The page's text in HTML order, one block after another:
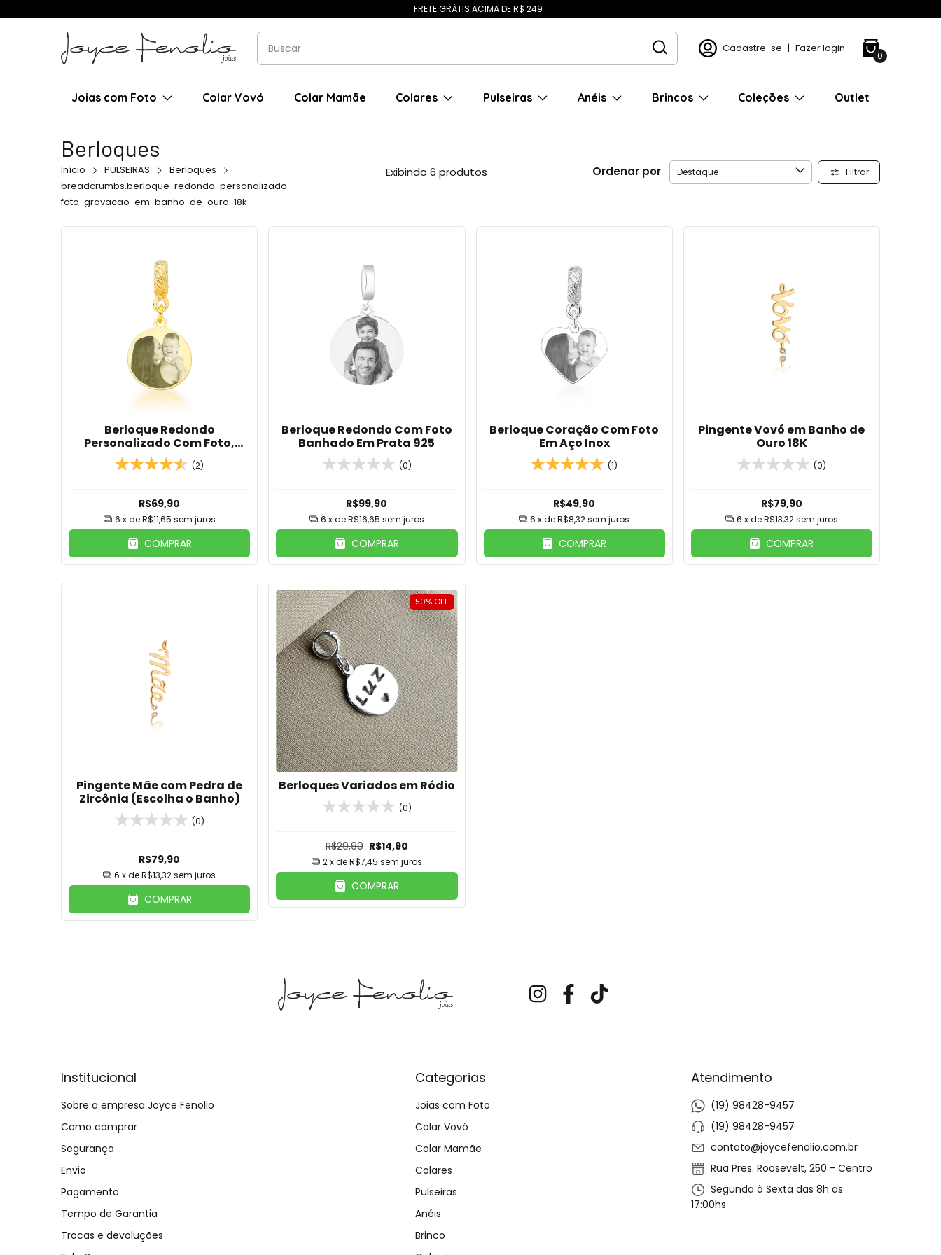
FRETE GRÁTIS ACIMA DE R$ 249
Cadastre-se | Fazer login
0
Joias com Foto Colar Vovó Colar Mamãe Colares Pulseiras Anéis Brincos Coleções Outlet
Berloques
Início PULSEIRAS
Berloques
breadcrumbs.berloque-redondo-personalizado-
foto-gravacao-em-banho-de-ouro-18k
Exibindo 6 produtos Ordenar por Filtrar
Berloque Redondo
Personalizado Com Foto,
Nome ou Frase
(2)
R$69,90
6 x deR$11,65 sem juros
COMPRAR
Berloque Redondo Com Foto
Banhado Em Prata 925
(0)
R$99,90
6 x deR$16,65 sem juros
COMPRAR
Berloque Coração Com Foto
Em Aço Inox
(1)
R$49,90
6 x deR$8,32sem juros
COMPRAR
Pingente Vovó em Banho de
Ouro 18K
(0)
R$79,90
6 x deR$13,32sem juros
COMPRAR
Pingente Mãe com Pedra de
Zircônia (Escolha o Banho)
(0)
R$79,90
6 x deR$13,32sem juros
COMPRAR
50% OFF
Berloques Variados em Ródio
(0)
R$29,90 R$14,90
2x deR$7,45 sem juros
COMPRAR
Institucional
Sobre a empresa Joyce Fenolio
Como comprar
Segurança
Envio
Pagamento
Tempo de Garantia
Trocas e devoluções
Categorias
Joias com Foto
Colar Vovó
Colar Mamãe
Colares
Pulseiras
Anéis
Brinco
Atendimento
(19) 98428-9457
(19) 98428-9457
contato@joycefenolio.com.br
Rua Pres. Roosevelt, 250 - Centro
Segunda à Sexta das 8h as
17:00hs